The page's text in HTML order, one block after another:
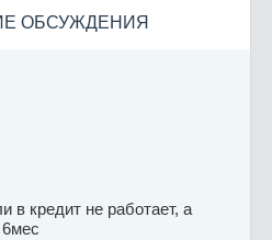
ОБСУЖДЕНИЯ
в кредит не работает, а